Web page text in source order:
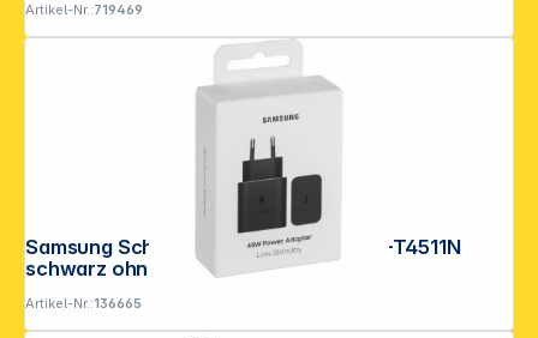
Artikel-Nr.:719469
Samsung Schnellladeadapter 45W EP-T4511N
schwarz ohne Kabel
Artikel-Nr.:136665